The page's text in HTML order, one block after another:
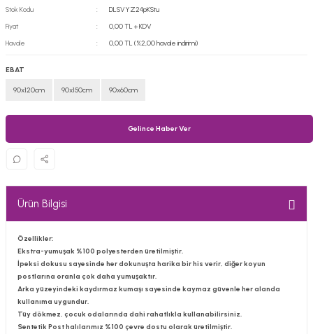
Stok Kodu
DLSVYZ24pKStu
Fiyat
0,00 TL + KDV
Havale
0,00 TL (%2,00 havale indirimi)
EBAT
90x120cm 90x150cm 90x60cm
Gelince Haber Ver
Ürün Bilgisi
Özellikler:
Ekstra-yumuşak %100 polyesterden üretilmiştir.
İpeksi dokusu sayesinde her dokunuşta harika bir his verir, diğer koyun
postlarına oranla çok daha yumuşaktır.
Arka yüzeyindeki kaydırmaz kumaşı sayesinde kaymaz güvenle her alanda
kullanıma uygundur.
Tüy dökmez, çocuk odalarında dahi rahatlıkla kullanabilirsiniz.
Sentetik Post halılarımız %100 çevre dostu olarak üretilmiştir.